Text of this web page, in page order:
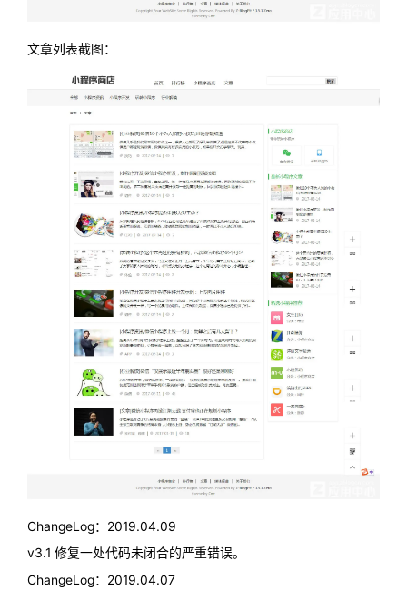
文章列表截图：
ChangeLog：2019.04.09
v3.1 修复一处代码未闭合的严重错误。
ChangeLog：2019.04.07